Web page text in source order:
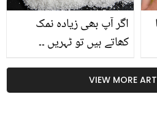
اگر آپ بھی زیادہ نمک
کھاتے ہیں تو ٹہریں ۔۔
آپ کس بڑی بیماری میں
مبتلا ہوسکتے ہیں
VIEW MORE